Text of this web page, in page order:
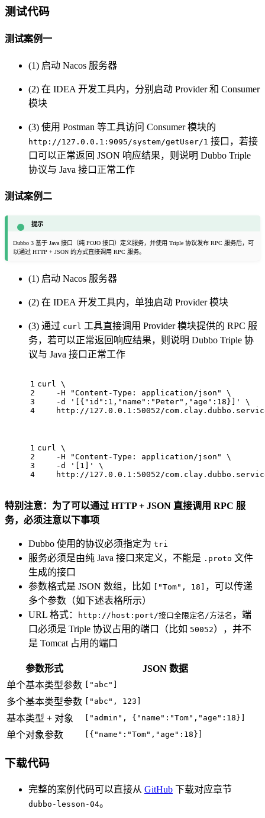
测试代码
测试案例一
(1) 启动 Nacos 服务器
(2) 在 IDEA 开发工具内，分别启动 Provider 和 Consumer
模块
(3) 使用 Postman 等工具访问 Consumer 模块的
http://127.0.0.1:9095/system/getUser/1 接口，若接
口可以正常返回 JSON 响应结果，则说明 Dubbo Triple
协议与 Java 接口正常工作
测试案例二
提示
Dubbo 3 基于 Java 接口（纯 POJO 接口）定义服务，并使用 Triple 协议发布 RPC 服务后，可
以通过 HTTP + JSON 的方式直接调用 RPC 服务。
(1) 启动 Nacos 服务器
(2) 在 IDEA 开发工具内，单独启动 Provider 模块
(3) 通过 curl 工具直接调用 Provider 模块提供的 RPC 服
务，若可以正常返回响应结果，则说明 Dubbo Triple 协
议与 Java 接口正常工作
1
2
3
4
curl \
    -H
"Content-Type: application/json"
\
    -d
'[{"id":1,"name":"Peter","age":18}]'
\
http://127.0.0.1:50052/
1
2
3
4
curl \
    -H
"Content-Type: application/json"
\
    -d
'[1]'
\
http://127.0.0.1:50052/
特别注意：为了可以通过 HTTP + JSON 直接调用 RPC 服
务，必须注意以下事项
Dubbo 使用的协议必须指定为 tri
服务必须是由纯 Java 接口来定义，不能是 .proto 文件
生成的接口
参数格式是 JSON 数组，比如
["Tom", 18]
，可以传递
多个参数（如下述表格所示）
URL 格式：
http://host:port/接口全限定名/方法名 ，端
口必须是 Triple 协议占用的端口（比如 50052），并不
是 Tomcat 占用的端口
参数形式
JSON 数据
单个基本类型参数
["abc"]
多个基本类型参数 ["abc", 123]
基本类型 + 对象 ["admin", {"name":"Tom","age":18}]
单个对象参数 [{"name":"Tom","age":18}]
下载代码
完整的案例代码可以直接从 GitHub 下载对应章节
dubbo-lesson-04。